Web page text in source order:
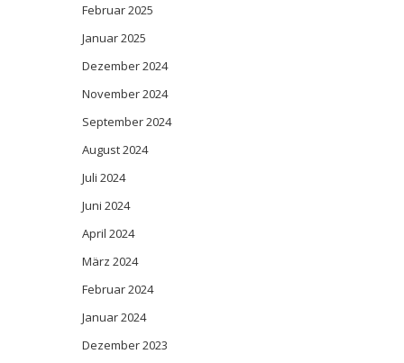
Februar 2025
Januar 2025
Dezember 2024
November 2024
September 2024
August 2024
Juli 2024
Juni 2024
April 2024
März 2024
Februar 2024
Januar 2024
Dezember 2023